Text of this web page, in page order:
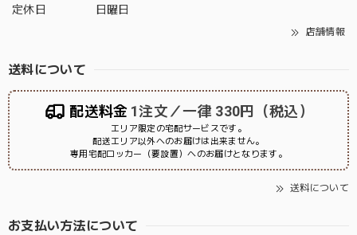
定休日
日曜日
店舗情報
送料について
配送料金 1注文／一律 330円（税込）
エリア限定の宅配サービスです。
配送エリア以外へのお届けは出来ません。
専用宅配ロッカー（要設置）へのお届けとなります。
送料について
お支払い方法について